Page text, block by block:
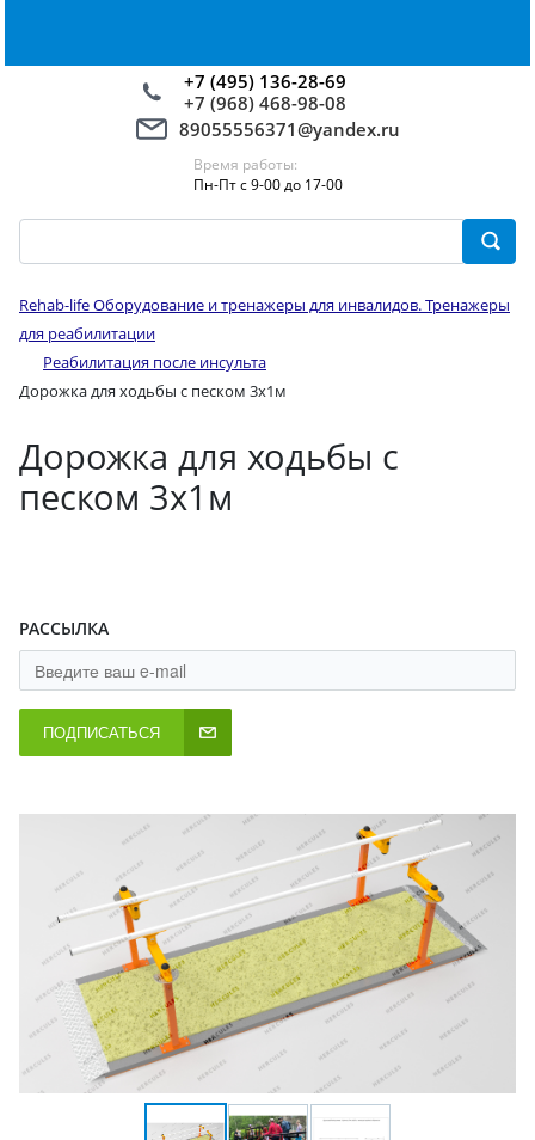
+7 (495) 136-28-69
+7 (968) 468-98-08
89055556371@yandex.ru
Время работы:
Пн-Пт с 9-00 до 17-00
Rehab-life Оборудование и тренажеры для инвалидов. Тренажеры
для реабилитации
Реабилитация после инсульта
Дорожка для ходьбы с песком 3х1м
Дорожка для ходьбы с
песком 3х1м
РАССЫЛКА
ПОДПИСАТЬСЯ